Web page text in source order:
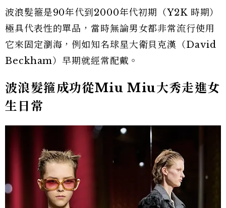
波浪髮箍是90年代到2000年代初期（Y2K 時期）
極具代表性的單品，當時無論男女都非常流行使用
它來固定瀏海，例如知名球星大衛貝克漢（David
Beckham）早期就經常配戴。
波浪髮箍成功從Miu Miu大秀走進女
生日常